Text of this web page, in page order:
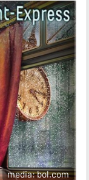
media: bol.com